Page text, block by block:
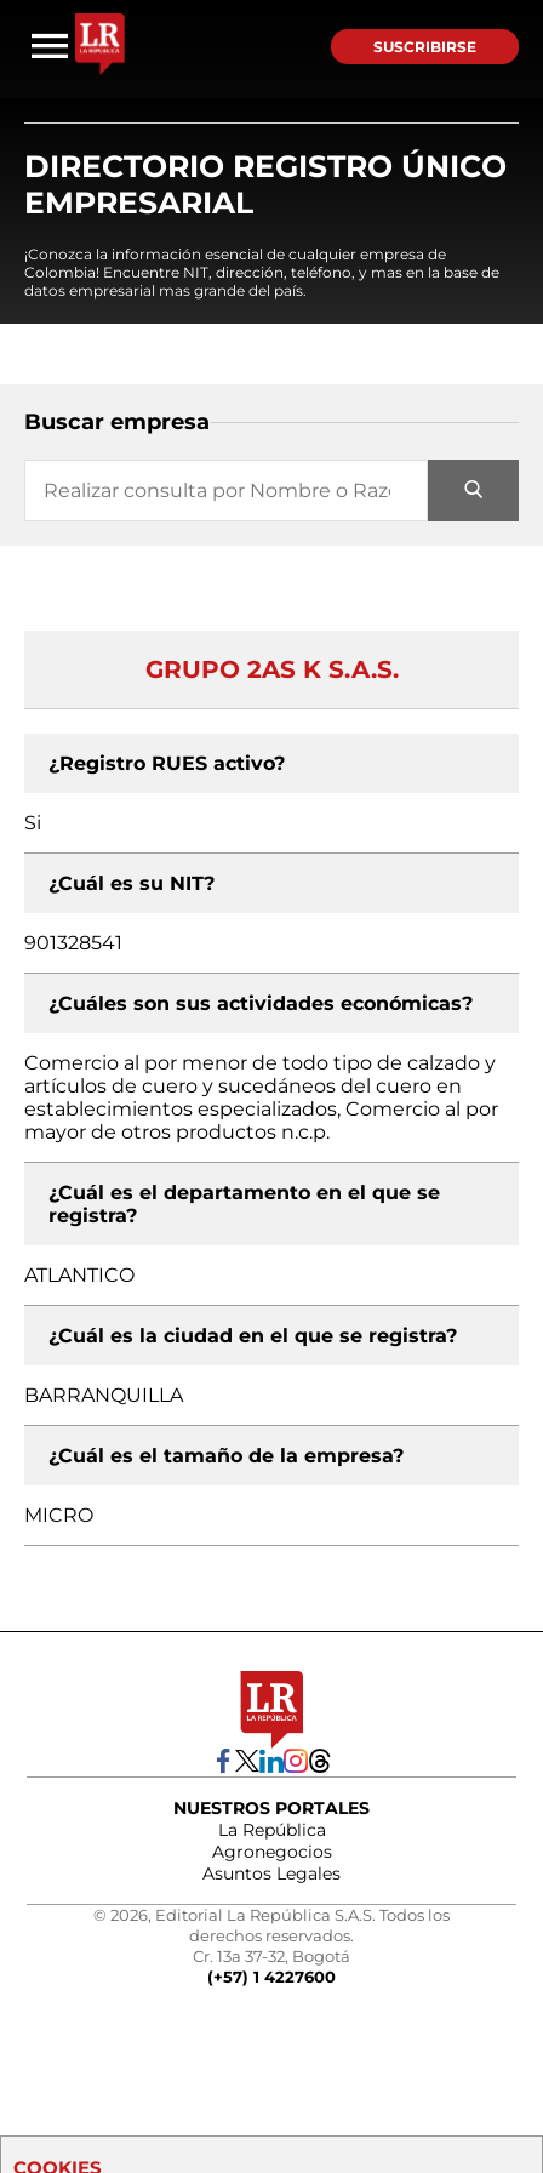
SUSCRIBIRSE
DIRECTORIO REGISTRO ÚNICO
EMPRESARIAL
¡Conozca la información esencial de cualquier empresa de
Colombia! Encuentre NIT, dirección, teléfono, y mas en la base de
datos empresarial mas grande del país.
Buscar empresa
GRUPO 2AS K S.A.S.
¿Registro RUES activo?
Si
¿Cuál es su NIT?
901328541
¿Cuáles son sus actividades económicas?
Comercio al por menor de todo tipo de calzado y
artículos de cuero y sucedáneos del cuero en
establecimientos especializados, Comercio al por
mayor de otros productos n.c.p.
¿Cuál es el departamento en el que se
registra?
ATLANTICO
¿Cuál es la ciudad en el que se registra?
BARRANQUILLA
¿Cuál es el tamaño de la empresa?
MICRO
NUESTROS PORTALES
La República
Agronegocios
Asuntos Legales
© 2026, Editorial La República S.A.S. Todos los
derechos reservados.
Cr. 13a 37-32, Bogotá
(+57) 1 4227600
COOKIES